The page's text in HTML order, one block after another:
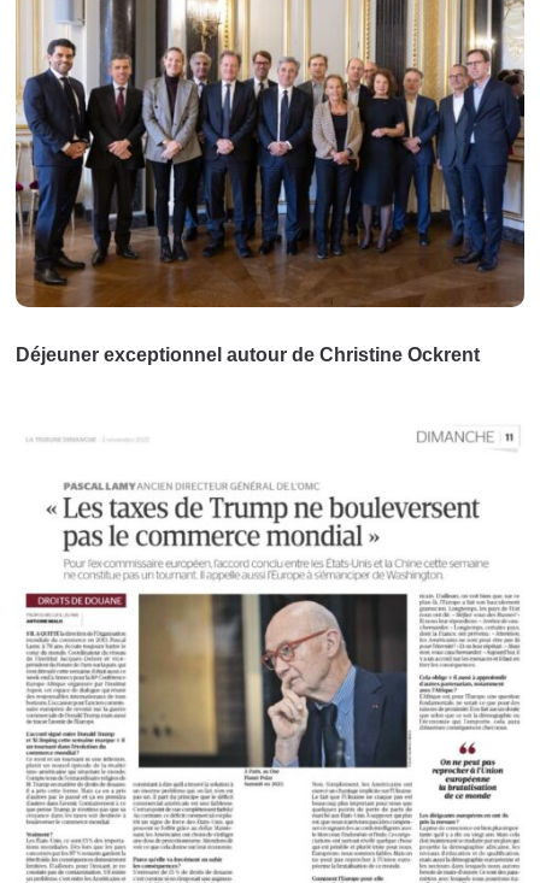
Déjeuner exceptionnel autour de Christine Ockrent